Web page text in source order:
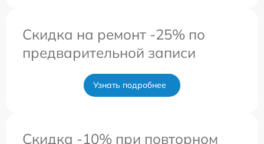
Скидка на ремонт -25% по
предварительной записи
Узнать подробнее
Скидка -10% при повторном